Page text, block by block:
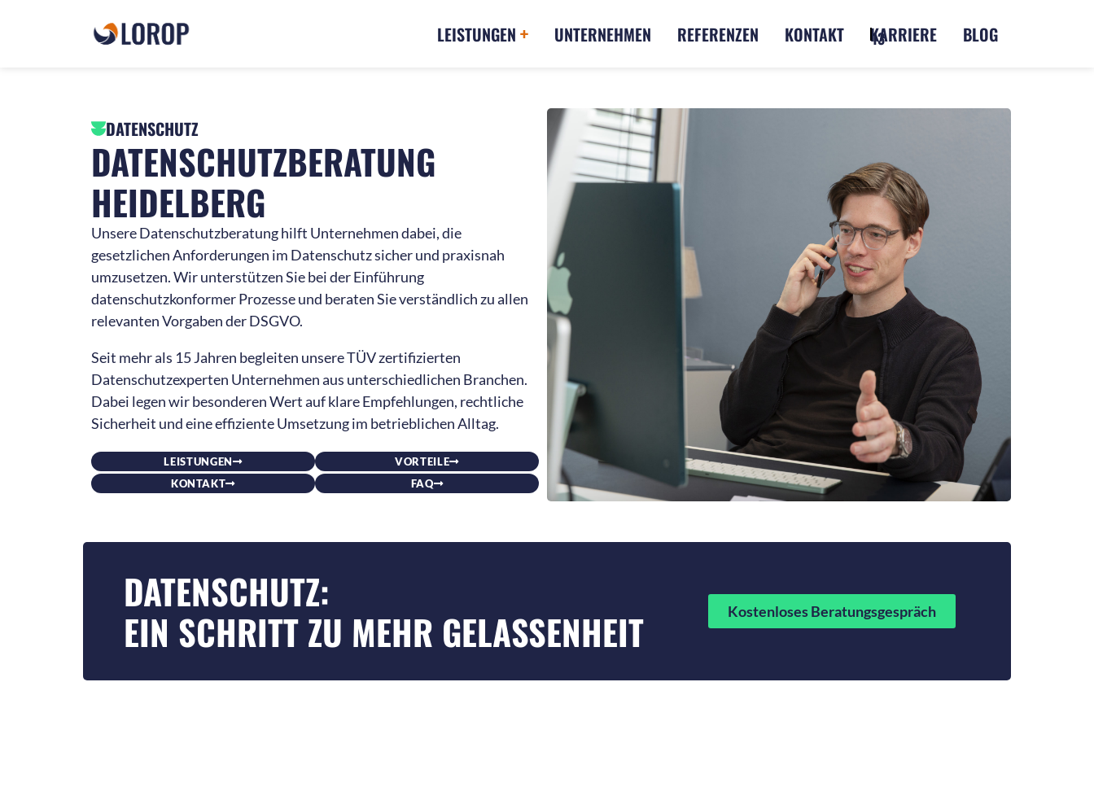
LEISTUNGEN UNTERNEHMEN REFERENZEN KONTAKT KARRIERE BLOG
DATENSCHUTZ
DATENSCHUTZBERATUNG
HEIDELBERG
Unsere Datenschutzberatung hilft Unternehmen dabei, die
gesetzlichen Anforderungen im Datenschutz sicher und praxisnah
umzusetzen. Wir unterstützen Sie bei der Einführung
datenschutzkonformer Prozesse und beraten Sie verständlich zu allen
relevanten Vorgaben der DSGVO.
Seit mehr als 15 Jahren begleiten unsere TÜV zertifizierten
Datenschutzexperten Unternehmen aus unterschiedlichen Branchen.
Dabei legen wir besonderen Wert auf klare Empfehlungen, rechtliche
Sicherheit und eine effiziente Umsetzung im betrieblichen Alltag.
LEISTUNGEN
VORTEILE
KONTAKT
FAQ
DATENSCHUTZ:
EIN SCHRITT ZU MEHR GELASSENHEIT Kostenloses Beratungsgespräch